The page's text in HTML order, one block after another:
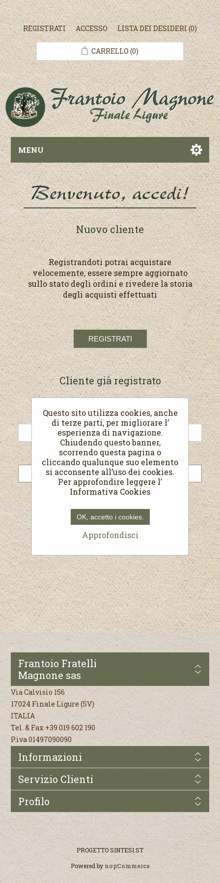
REGISTRATI ACCESSO LISTA DEI DESIDERI(0)
CARRELLO (0)
MENU
Benvenuto, accedi!
Nuovo cliente
Registrandoti potrai acquistare
velocemente, essere sempre aggiornato
sullo stato degli ordini e rivedere la storia
degli acquisti effettuati
Cliente già registrato
E-mail:
Password:
Frantoio Fratelli
Magnone sas
Via Calvisio 156
17024 Finale Ligure (SV)
ITALIA
Tel. & Fax +39 019 602 190
P.iva 01497090090
Informazioni
Servizio Clienti
Profilo
PROGETTOSINTESI.ST
Powered by nopCommerce
Questo sito utilizza cookies, anche
di terze parti, per migliorare l’
esperienza di navigazione.
Chiudendo questo banner,
scorrendo questa pagina o
cliccando qualunque suo elemento
si acconsente all’uso dei cookies.
Per approfondire leggere l’
Informativa Cookies
OK, accetto i cookies.
Approfondisci